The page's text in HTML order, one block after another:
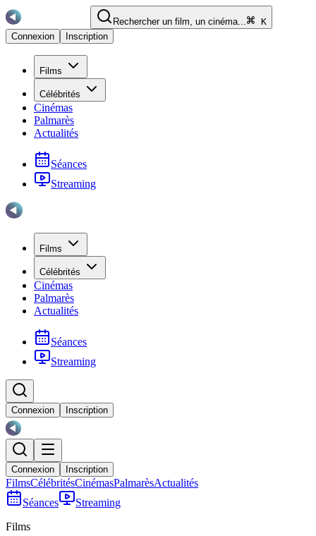
Rechercher un film, un cinéma...
K
Connexion
Inscription
Films
Célébrités
Cinémas
Palmarès
Actualités
Séances
Streaming
Films
Célébrités
Cinémas
Palmarès
Actualités
Séances
Streaming
Connexion Inscription
Connexion Inscription
FilmsCélébritésCinémasPalmarèsActualités
Séances
Streaming
Films